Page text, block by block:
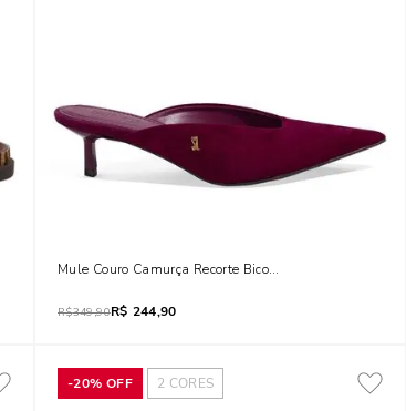
Mule Couro Camurça Recorte Bico Fino Roxo Beterraba
R$349,90R$ 244,90
-20% OFF 2 CORES